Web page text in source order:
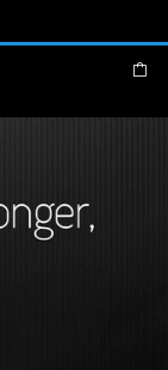
カート